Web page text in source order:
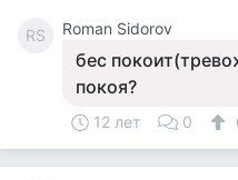
RS Roman Sidorov
бес
покоя?
12 лет 0